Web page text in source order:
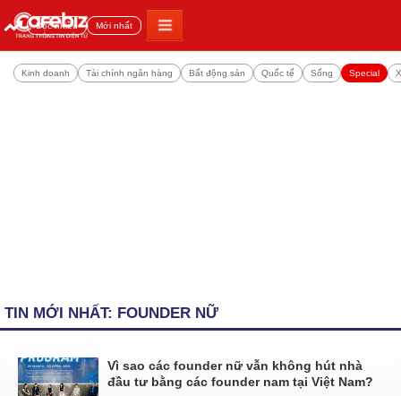
Đọc nhiều Mới nhất
Kinh doanh Tài chính ngân hàng Bất động sản Quốc tế Sống Special
TIN MỚI NHẤT: FOUNDER NỮ
Vì sao các founder nữ vẫn không hút nhà
đầu tư bằng các founder nam tại Việt Nam?